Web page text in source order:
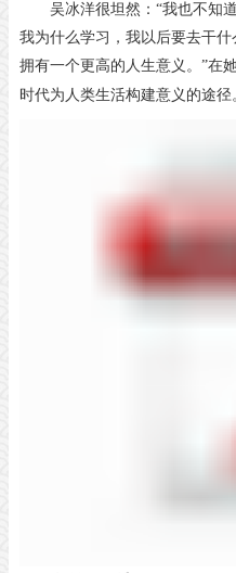
吴冰洋很坦然： “我也不知
我为什么学习，我以后要去干
拥有一个更高的人生意义。”在
时代为人类生活构建意义的途径